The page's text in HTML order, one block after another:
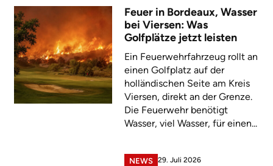
Feuer in Bordeaux, Wasser
bei Viersen: Was
Golfplätze jetzt leisten
Ein Feuerwehrfahrzeug rollt an
einen Golfplatz auf der
holländischen Seite am Kreis
Viersen, direkt an der Grenze.
Die Feuerwehr benötigt
Wasser, viel Wasser, für einen...
NEWS 29. Juli 2026